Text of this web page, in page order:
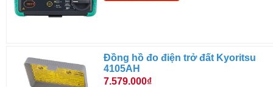
Đồng hồ đo điện trở đất Kyoritsu
4105AH
7.579.000₫